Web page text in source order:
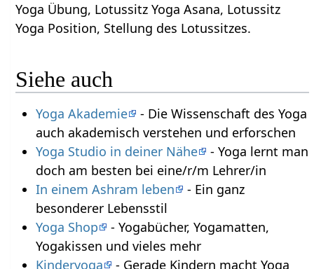
Yoga Übung, Lotussitz Yoga Asana, Lotussitz
Yoga Position, Stellung des Lotussitzes.
Siehe auch
Yoga Akademie
- Die Wissenschaft des Yoga
auch akademisch verstehen und erforschen
Yoga Studio in deiner Nähe
- Yoga lernt man
doch am besten bei eine/r/m Lehrer/in
In einem Ashram leben
- Ein ganz
besonderer Lebensstil
Yoga Shop
- Yogabücher, Yogamatten,
Yogakissen und vieles mehr
Kinderyoga
- Gerade Kindern macht Yoga